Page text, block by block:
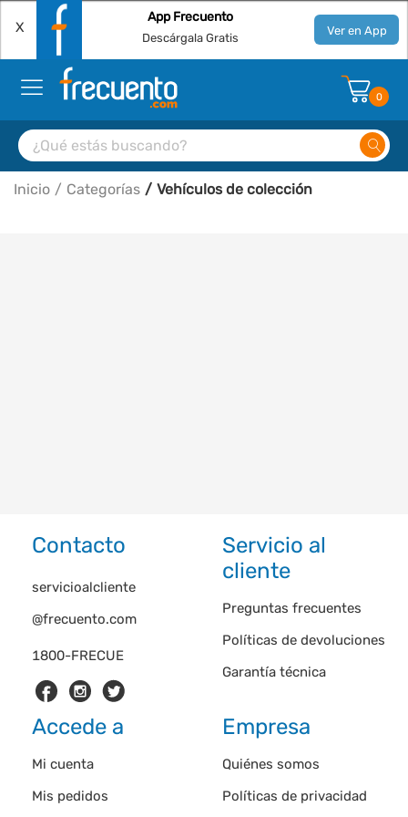
X
App Frecuento
Descárgala Gratis Ver en App
0
Inicio Categorías Vehículos de colección
Contacto
1800-FRECUE
servicioalcliente
@frecuento.com
Servicio al
cliente
Preguntas frecuentes
Políticas de devoluciones
Garantía técnica
Accede a
Mi cuenta
Mis pedidos
Empresa
Quiénes somos
Políticas de privacidad